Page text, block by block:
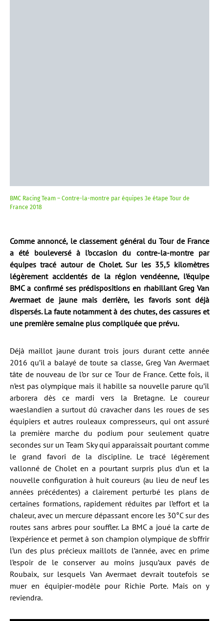
BMC Racing Team – Contre-la-montre par équipes 3e étape Tour de
France 2018
Comme annoncé, le classement général du Tour de France
a été bouleversé à l’occasion du contre-la-montre par
équipes tracé autour de Cholet. Sur les 35,5 kilomètres
légèrement accidentés de la région vendéenne, l’équipe
BMC a confirmé ses prédispositions en rhabillant Greg Van
Avermaet de jaune mais derrière, les favoris sont déjà
dispersés. La faute notamment à des chutes, des cassures et
une première semaine plus compliquée que prévu.
Déjà maillot jaune durant trois jours durant cette année
2016 qu’il a balayé de toute sa classe, Greg Van Avermaet
tâte de nouveau de l’or sur ce Tour de France. Cette fois, il
n’est pas olympique mais il habille sa nouvelle parure qu’il
arborera dès ce mardi vers la Bretagne. Le coureur
waeslandien a surtout dû cravacher dans les roues de ses
équipiers et autres rouleaux compresseurs, qui ont assuré
la première marche du podium pour seulement quatre
secondes sur un Team Sky qui apparaissait pourtant comme
le grand favori de la discipline. Le tracé légèrement
vallonné de Cholet en a pourtant surpris plus d’un et la
nouvelle configuration à huit coureurs (au lieu de neuf les
années précédentes) a clairement perturbé les plans de
certaines formations, rapidement réduites par l’effort et la
chaleur, avec un mercure dépassant encore les 30°C sur des
routes sans arbres pour souffler. La BMC a joué la carte de
l’expérience et permet à son champion olympique de s’offrir
l’un des plus précieux maillots de l’année, avec en prime
l’espoir de le conserver au moins jusqu’aux pavés de
Roubaix, sur lesquels Van Avermaet devrait toutefois se
muer en équipier-modèle pour Richie Porte. Mais on y
reviendra.